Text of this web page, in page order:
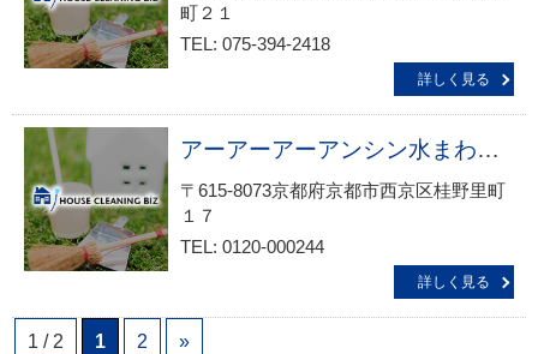
町２１
TEL: 075-394-2418
詳しく見る
アーアーアーアンシン水まわり・リフォームサービス生活救急車ＪＢＲ 出張エリア・西京区・桂駅前・桂・千代原口・大枝・御陵・川島・樫原・大原野総合受付
〒615-8073京都府京都市西京区桂野里町
１７
TEL: 0120-000244
詳しく見る
1 / 2 1 2 »